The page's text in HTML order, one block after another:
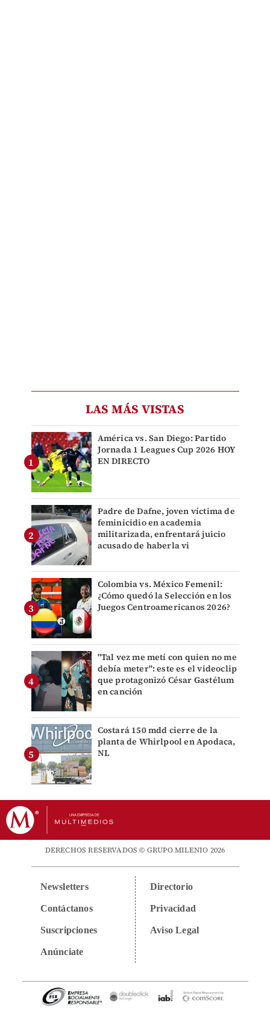
LAS MÁS VISTAS
América vs. San Diego: Partido
Jornada 1 Leagues Cup 2026 HOY
EN DIRECTO
Padre de Dafne, joven víctima de
feminicidio en academia
militarizada, enfrentará juicio
acusado de haberla vi
Colombia vs. México Femenil:
¿Cómo quedó la Selección en los
Juegos Centroamericanos 2026?
"Tal vez me metí con quien no me
debía meter": este es el videoclip
que protagonizó César Gastélum
en canción
Costará 150 mdd cierre de la
planta de Whirlpool en Apodaca,
NL
DERECHOS RESERVADOS © GRUPO MILENIO 2026
Newsletters
Contáctanos
Suscripciones
Anúnciate
Directorio
Privacidad
Aviso Legal